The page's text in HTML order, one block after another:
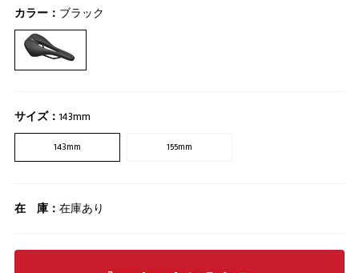
カラー： ブラック
サイズ：143mm
143mm 155mm
在 庫： 在庫あり